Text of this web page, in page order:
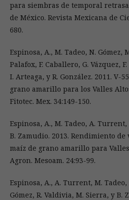
para siembras de temporal
de México. Revista Mexicana de
680.
Espinosa, A., M. Tadeo, N. Gómez,
Palafox, F. Caballero, G. Vázquez,
I. Arteaga, y R. González. 2011. V-
grano amarillo para los Valles
Fitotec. Mex. 34:149-150.
Espinosa, A., M. Tadeo, A.
B. Zamudio. 2013. Rendimiento
maíz de grano amarillo para
Agron. Mesoam. 24:93-99.
Espinosa, A., A. Turrent, M. Tadeo,
Gómez, R. Valdivia, M. Sierra, y B.